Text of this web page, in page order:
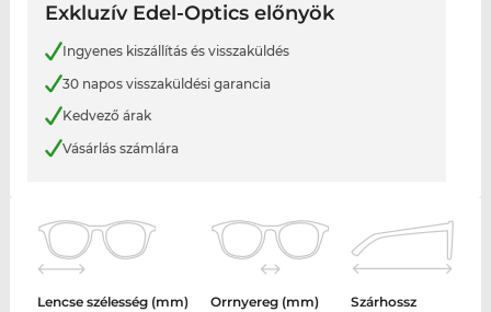
Exkluzív Edel-Optics előnyök
Ingyenes kiszállítás és visszaküldés
30 napos visszaküldési garancia
Kedvező árak
Vásárlás számlára
Lencse szélesség (mm)
Orrnyereg (mm)
Szárhossz